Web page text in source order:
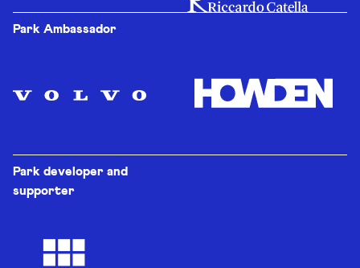
Park Ambassador
Park developer and
supporter